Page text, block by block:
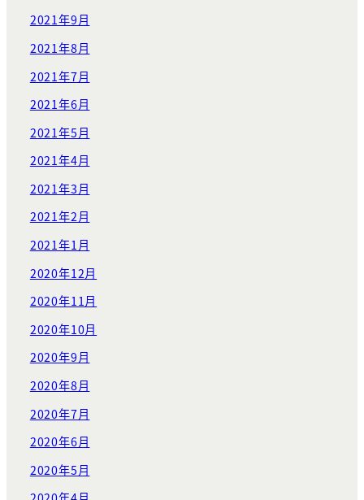
2021年9月
2021年8月
2021年7月
2021年6月
2021年5月
2021年4月
2021年3月
2021年2月
2021年1月
2020年12月
2020年11月
2020年10月
2020年9月
2020年8月
2020年7月
2020年6月
2020年5月